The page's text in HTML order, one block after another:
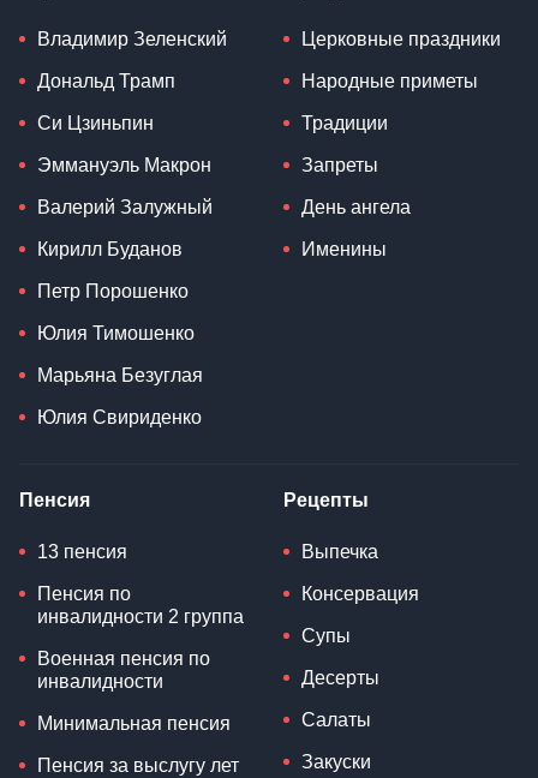
Владимир Зеленский
Дональд Трамп
Си Цзиньпин
Эммануэль Макрон
Валерий Залужный
Кирилл Буданов
Петр Порошенко
Юлия Тимошенко
Марьяна Безуглая
Юлия Свириденко
Церковные праздники
Народные приметы
Традиции
Запреты
День ангела
Именины
Пенсия
13 пенсия
Пенсия по
инвалидности 2 группа
Военная пенсия по
инвалидности
Минимальная пенсия
Пенсия за выслугу лет
Рецепты
Выпечка
Консервация
Супы
Десерты
Салаты
Закуски